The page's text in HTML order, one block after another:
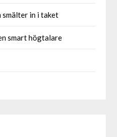
in i taket
smart högtalare